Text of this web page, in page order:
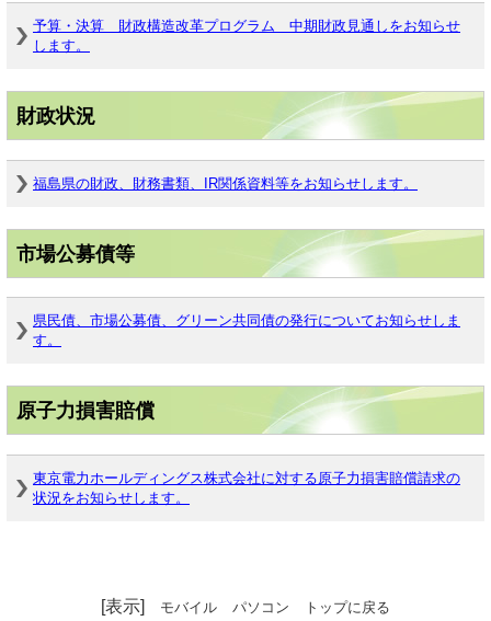
予算・決算 財政構造改革プログラム 中期財政見通しをお知らせ
します。
財政状況
福島県の財政、財務書類、IR関係資料等をお知らせします。
市場公募債等
県民債、市場公募債、グリーン共同債の発行についてお知らせしま
す。
原子力損害賠償
東京電力ホールディングス株式会社に対する原子力損害賠償請求の
状況をお知らせします。
[表示] モバイル パソコン トップに戻る